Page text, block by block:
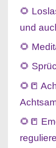
🌻
und
🌻
🌻
🌻📒
🌻📒